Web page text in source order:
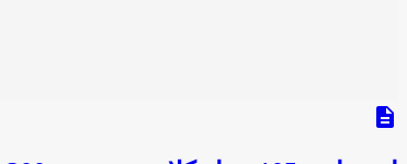
description